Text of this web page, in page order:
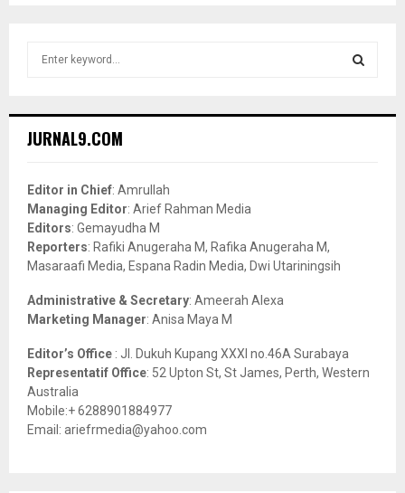
h
o
r
:
JURNAL9.COM
Editor in Chief: Amrullah
Managing Editor: Arief Rahman Media
Editors: Gemayudha M
Reporters: Rafiki Anugeraha M, Rafika Anugeraha M,
Masaraafi Media, Espana Radin Media, Dwi Utariningsih
Administrative & Secretary: Ameerah Alexa
Marketing Manager: Anisa Maya M
Editor’s Office : Jl. Dukuh Kupang XXXI no.46A Surabaya
Representatif Office: 52 Upton St, St James, Perth, Western
Australia
Mobile:+ 6288901884977
Email: ariefrmedia@yahoo.com